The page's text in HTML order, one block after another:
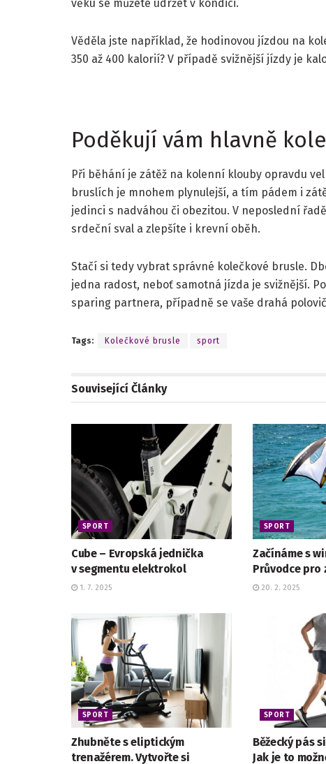
věku se můžete udržet v kondici.
Věděla jste například, že hodinovou jízdou na
350 až 400 kalorií? V případě svižnější jízdy je
Poděkují vám hlavně
Při běhání je zátěž na kolenní klouby opravdu
bruslích je mnohem plynulejší, a tím pádem i
jedinci s nadváhou či obezitou. V neposlední
srdeční sval a zlepšíte i krevní oběh.
Stačí si tedy vybrat správné kolečkové brusle.
jedna radost, neboť samotná jízda je svižnější.
sparing partnera, případně se vaše drahá
Tags: Kolečkové brusle sport
Související Články
SPORT
Cube – Evropská jednička
v segmentu elektrokol
1. 7. 2025
SPORT
Začínáme s
Průvodce
20. 2. 2025
SPORT
Zhubněte s eliptickým
trenažérem. Vytvořte si
SPORT
Běžecký pás
Jak je to